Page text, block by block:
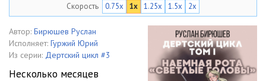
Скорость 0.75x 1x 1.25x 1.5x 2x
Автор: Бирюшев Руслан
Исполняет: Гуржий Юрий
Из серии: Дертский цикл #3
Несколько месяцев